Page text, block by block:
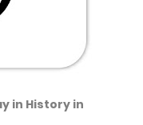
in History in